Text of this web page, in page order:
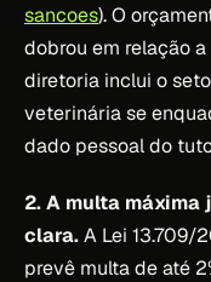
sancoes). O
dobrou em relação
diretoria inclui o
veterinária se
dado pessoal do
2. A multa
clara.A Lei 13.709/
prevê multa de até